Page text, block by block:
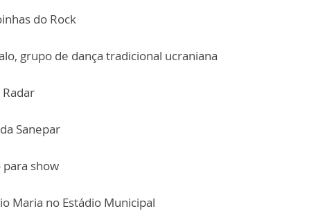
do Rock
grupo de dança tradicional ucraniana
Sanepar
para show
Maria no Estádio Municipal